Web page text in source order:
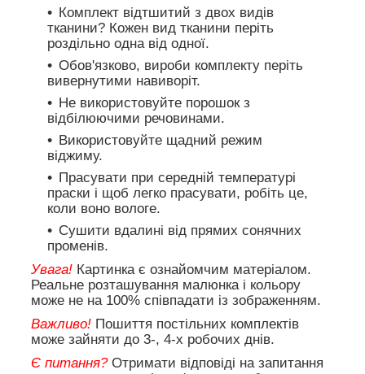
Комплект відтшитий з двох видів
тканини? Кожен вид тканини періть
роздільно одна від одної.
Обов'язково, вироби комплекту періть
вивернутими навиворіт.
Не використовуйте порошок з
відбілюючими речовинами.
Використовуйте щадний режим
віджиму.
Прасувати при середній температурі
праски і щоб легко прасувати, робіть це,
коли воно вологе.
Сушити вдалині від прямих сонячних
променів.
Увага! Картинка є ознайомчим матеріалом.
Реальне розташування малюнка і кольору
може не на 100% співпадати із зображенням.
Важливо! Пошиття постільних комплектів
може зайняти до 3-, 4-х робочих днів.
Є питання? Отримати відповіді на запитання